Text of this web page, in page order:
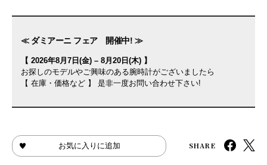
≪ ダミアーニ フェア 開催中! ≫
【 2026年8月7日(金) – 8月20日(木) 】
お探しのモデルやご興味のある腕時計がございましたら
【 在庫・価格など 】 是非一度お問い合わせ下さい!
お気に入りに追加 SHARE